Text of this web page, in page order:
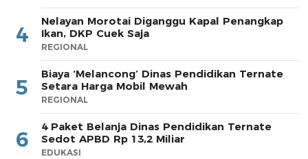
4
Nelayan Morotai Diganggu Kapal Penangkap
Ikan, DKP Cuek Saja
REGIONAL
5
Biaya ‘Melancong’ Dinas Pendidikan Ternate
Setara Harga Mobil Mewah
REGIONAL
6
4 Paket Belanja Dinas Pendidikan Ternate
Sedot APBD Rp 13,2 Miliar
EDUKASI